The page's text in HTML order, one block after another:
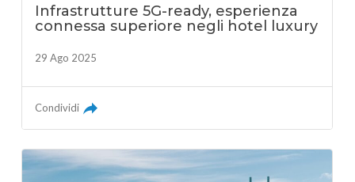
Infrastrutture 5G-ready, esperienza
connessa superiore negli hotel luxury
29 Ago 2025
Condividi